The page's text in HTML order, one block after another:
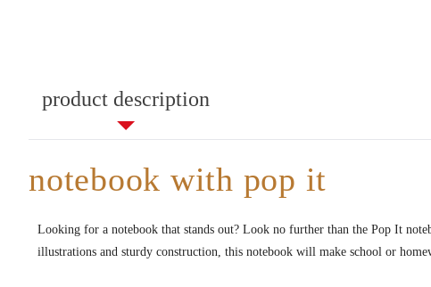
product description
notebook with pop it
Looking for a notebook that stands out? Look no further than the Pop It
illustrations and sturdy construction, this notebook will make school or